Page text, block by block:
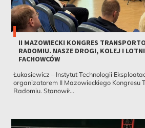
II MAZOWIECKI KONGRES
RADOMIU. NASZE DROGI, KOLEJ I
FACHOWCÓW
Łukasiewicz – Instytut Technologii
organizatorem II Mazowieckiego Kongresu
Radomiu. Stanowił...